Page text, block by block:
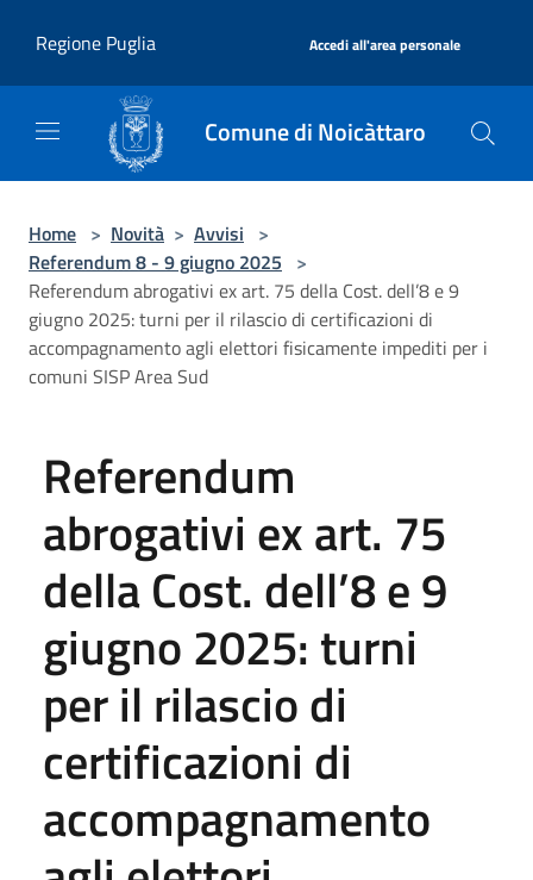
Regione Puglia
Accedi all'area personale
Comune di Noicàttaro
Home > Novità > Avvisi >
Referendum 8 - 9 giugno 2025 >
Referendum abrogativi ex art. 75 della Cost. dell’8 e 9
giugno 2025: turni per il rilascio di certificazioni di
accompagnamento agli elettori fisicamente impediti per i
comuni SISP Area Sud
Referendum
abrogativi ex art. 75
della Cost. dell’8 e 9
giugno 2025: turni
per il rilascio di
certificazioni di
accompagnamento